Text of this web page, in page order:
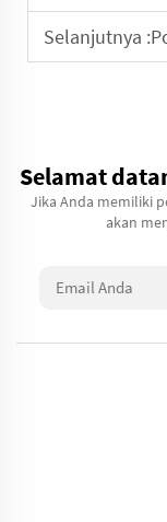
Selanjutnya :
Selamat
Jika Anda memiliki
akan